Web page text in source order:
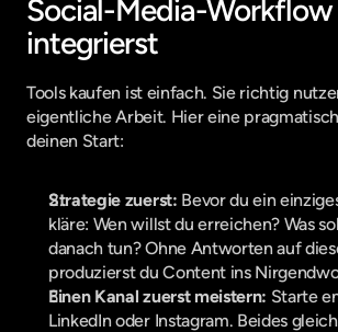
Social-Media-Workflow
integrierst
Tools kaufen ist einfach. Sie richtig
eigentliche Arbeit. Hier eine
deinen Start:
Strategie zuerst: Bevor du ein
kläre: Wen willst du erreichen? Was
danach tun? Ohne Antworten auf
produzierst du Content ins
Einen Kanal zuerst meistern: Starte
LinkedIn oder Instagram. Beides